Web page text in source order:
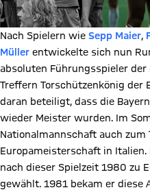
Nach Spielern wie Sepp Maier,
Müller entwickelte sich nun
absoluten Führungsspieler
Treffern Torschützenkönig der
daran beteiligt, dass die
wieder Meister wurden. Im
Nationalmannschaft auch zum
Europameisterschaft in
nach dieser Spielzeit 1980 zu
gewählt. 1981 bekam er diese